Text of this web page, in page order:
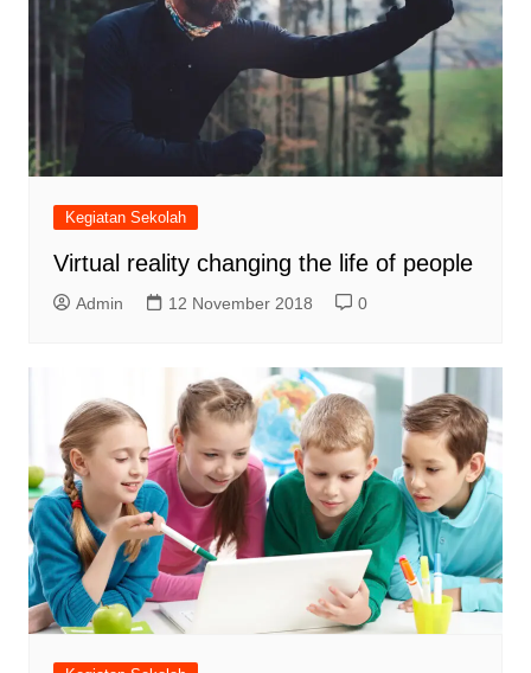
Kegiatan Sekolah
Virtual reality changing the life of people
Admin 12 November 2018 0